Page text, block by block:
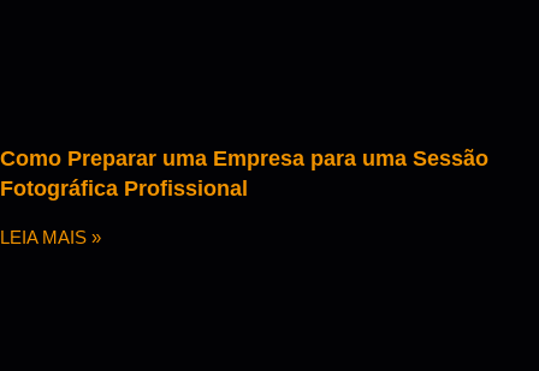
Como Preparar uma Empresa para uma Sessão
Fotográfica Profissional
LEIA MAIS »